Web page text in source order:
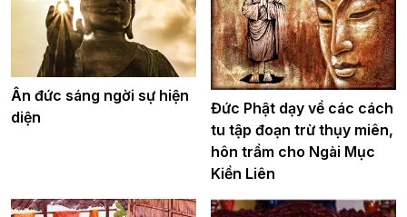
Ân đức sáng ngời sự hiện
diện
Đức Phật dạy về các cách
tu tập đoạn trừ thụy miên,
hôn trầm cho Ngài Mục
Kiền Liên